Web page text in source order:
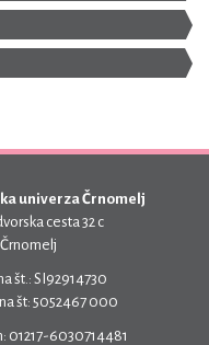
univerza Črnomelj
cesta 32 c
št.: SI92914730
št: 5052467 000
01217-6030714481